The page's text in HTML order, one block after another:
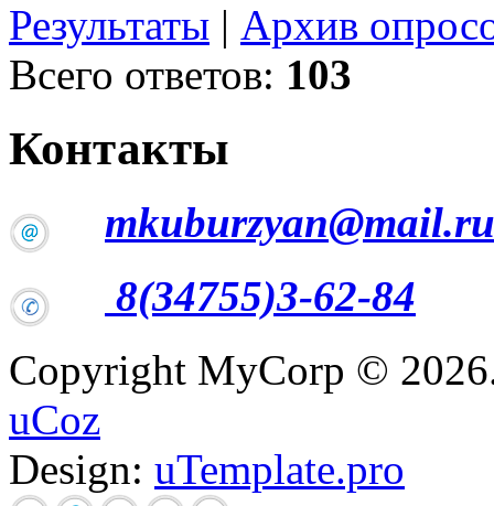
Результаты | Архив
Всего ответов: 103
Контакты
mkuburzyan@mail.ru
8(34755)3-62-84
Copyright MyCorp © 2026
uCoz
Design: uTemplate.pro